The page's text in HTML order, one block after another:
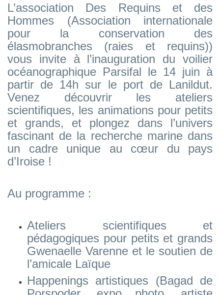
L’association Des Requins et des
Hommes (Association internationale
pour la conservation des
élasmobranches (raies et requins))
vous invite à l’inauguration du voilier
océanographique Parsifal le 14 juin à
partir de 14h sur le port de Lanildut.
Venez découvrir les ateliers
scientifiques, les animations pour petits
et grands, et plongez dans l’univers
fascinant de la recherche marine dans
un cadre unique au cœur du pays
d’Iroise !
Au programme :
Ateliers scientifiques et
pédagogiques pour petits et grands
Gwenaelle Varenne et le soutien de
l’amicale Laïque
Happenings artistiques (Bagad de